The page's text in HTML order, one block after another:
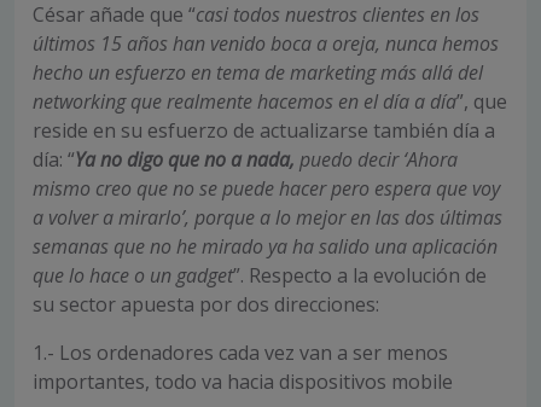
César añade que “casi todos nuestros clientes en los
últimos 15 años han venido boca a oreja, nunca hemos
hecho un esfuerzo en tema de marketing más allá del
networking que realmente hacemos en el día a día”, que
reside en su esfuerzo de actualizarse también día a
día: “Ya no digo que no a nada, puedo decir ‘Ahora
mismo creo que no se puede hacer pero espera que voy
a volver a mirarlo’, porque a lo mejor en las dos últimas
semanas que no he mirado ya ha salido una aplicación
que lo hace o un gadget”. Respecto a la evolución de
su sector apuesta por dos direcciones:
1.- Los ordenadores cada vez van a ser menos
importantes, todo va hacia dispositivos mobile